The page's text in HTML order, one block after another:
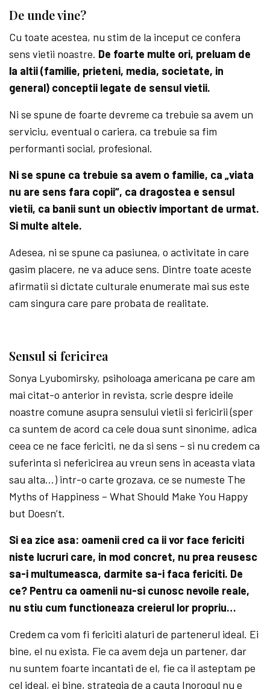
De unde vine?
Cu toate acestea, nu stim de la inceput ce confera
sens vietii noastre. De foarte multe ori, preluam de
la altii (familie, prieteni, media, societate, in
general) conceptii legate de sensul vietii.
Ni se spune de foarte devreme ca trebuie sa avem un
serviciu, eventual o cariera, ca trebuie sa fim
performanti social, profesional.
Ni se spune ca trebuie sa avem o familie, ca „viata
nu are sens fara copii“, ca dragostea e sensul
vietii, ca banii sunt un obiectiv important de urmat.
Si multe altele.
Adesea, ni se spune ca pasiunea, o activitate in care
gasim placere, ne va aduce sens. Dintre toate aceste
afirmatii si dictate culturale enumerate mai sus este
cam singura care pare probata de realitate.
Sensul si fericirea
Sonya Lyubomirsky, psiholoaga americana pe care am
mai citat-o anterior in revista, scrie despre ideile
noastre comune asupra sensului vietii si fericirii (sper
ca suntem de acord ca cele doua sunt sinonime, adica
ceea ce ne face fericiti, ne da si sens – si nu credem ca
suferinta si nefericirea au vreun sens in aceasta viata
sau alta…) intr-o carte grozava, ce se numeste The
Myths of Happiness – What Should Make You Happy
but Doesn’t.
Si ea zice asa: oamenii cred ca ii vor face fericiti
niste lucruri care, in mod concret, nu prea reusesc
sa-i multumeasca, darmite sa-i faca fericiti. De
ce? Pentru ca oamenii nu-si cunosc nevoile reale,
nu stiu cum functioneaza creierul lor propriu…
Credem ca vom fi fericiti alaturi de partenerul ideal. Ei
bine, el nu exista. Fie ca avem deja un partener, dar
nu suntem foarte incantati de el, fie ca il asteptam pe
cel ideal, ei bine, strategia de a cauta Inorogul nu e